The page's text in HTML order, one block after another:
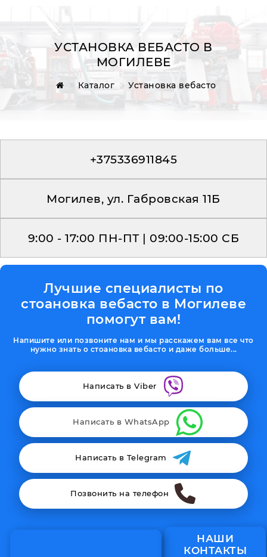
Главная
Обратная связь
УСТАНОВКА ВЕБАСТО В
МОГИЛЕВЕ
Каталог Установка вебасто
+375336911845
Могилев, ул. Габровская 11Б
9:00 - 17:00 ПН-ПТ | 09:00-15:00 СБ
Лучшие специалисты по
стоановка вебасто в Могилеве
помогут вам!
Напишите или позвоните нам и мы расскажем вам все что
нужно знать о стоановка вебасто и даже больше...
Написать в Viber
Написать в WhatsApp
Написать в Telegram
Позвонить на телефон
НАШИ
КОНТАКТЫ